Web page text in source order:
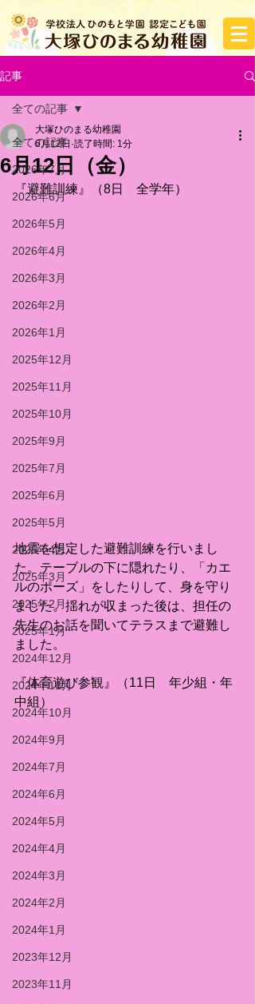
記事
全ての記事
2026年7月
2026年6月
2026年5月
2026年4月
2026年3月
2026年2月
2026年1月
2025年12月
2025年11月
2025年10月
2025年9月
2025年7月
2025年6月
2025年5月
2025年4月
2025年3月
2025年2月
2025年1月
2024年12月
2024年11月
2024年10月
2024年9月
2024年7月
2024年6月
2024年5月
2024年4月
2024年3月
2024年2月
2024年1月
2023年12月
2023年11月
全ての記事
6月12日（金）
大塚ひのまる幼稚園
6月12日 読了時間: 1分
『避難訓練』（8日　全学年）
地震を想定した避難訓練を行いまし
た。テーブルの下に隠れたり、「カエ
ルのポーズ」をしたりして、身を守り
ました。揺れが収まった後は、担任の
先生のお話を聞いてテラスまで避難し
ました。
『体育遊び参観』（11日　年少組・年
中組）